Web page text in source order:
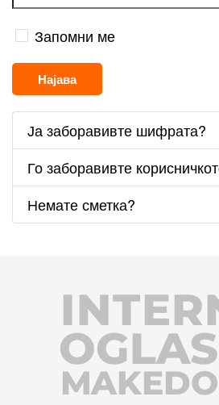
Запомни ме
Најава
Ја заборавивте шифрата?
Го заборавивте
Немате сметка?